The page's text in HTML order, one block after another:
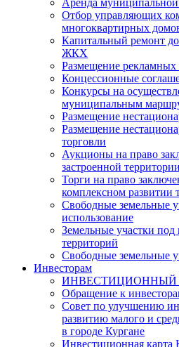
Аренда
Отбор управляющих
многоквартирных
Капитальный ремонт
ЖКХ
Размещение рекламных
Концессионные
Конкурсы на
муниципальным
Размещение
Размещение
торговли
Аукционы на право
застроенной территории
Торги на право
комплексном развитии
Свободные земельные
использование
Земельные участки под
территорий
Свободные земельные
Инвесторам
Обращение к
Совет по улучшению
развитию малого и
в городе Кургане
Инвестиционная карта